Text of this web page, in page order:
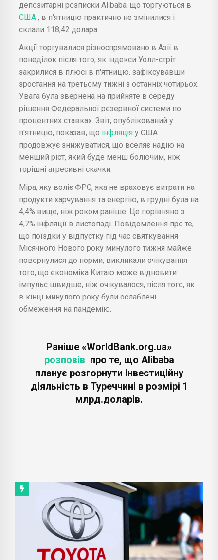
депозитарні розписки Alibaba, що торгуються в
США , в п'ятницю практично не змінилися і
склали 118,42 долара.
Акції торгувалися різноспрямовано в Азії в
понеділок після того, як індекси Уолл-стріт
закрилися в плюсі в п'ятницю, зафіксувавши
зростання на третьому тижні з останніх чотирьох.
Увага була звернена на прийняте в середу
рішення Федеральної резервної системи по
процентних ставках. Звіт, опублікований у
п'ятницю, показав, що інфляція у США
продовжує знижуватися, що вселяє надію на
менший ріст, який буде менш болючим, ніж
торішні агресивні скачки.
Міра, яку воліє ФРС, яка не враховує витрати на
продукти харчування та енергію, в грудні була на
4,4% вище, ніж роком раніше. Це порівняно з
4,7% інфляції в листопаді. Повідомлення про те,
що поїздки у відпустку під час святкування
Місячного Нового року минулого тижня майже
повернулися до норми, викликали очікування
того, що економіка Китаю може відновити
імпульс швидше, ніж очікувалося, після того, як
в кінці минулого року були ослаблені
обмеження на пандемію.
Раніше «WorldBank.org.ua»
розповів про те, що Alibaba
планує розгорнути інвестиційну
діяльність в Туреччині в розмірі 1
млрд.доларів.